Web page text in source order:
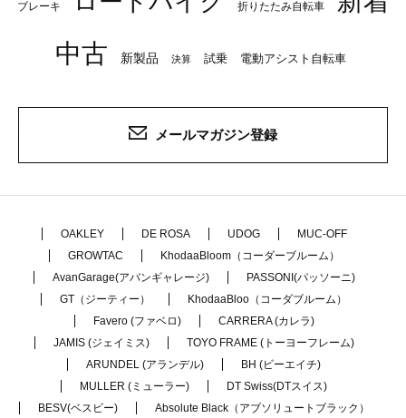
ブレーキ 折りたたみ自転車
中古
新製品 決算 試乗 電動アシスト自転車
メールマガジン登録
OAKLEY DE ROSA UDOG
MUC-OFF
GROWTAC
KhodaaBloom（コーダーブルーム）
AvanGarage(アバンギャレージ)
PASSONI(パッソーニ)
GT（ジーティー）
KhodaaBloo（コーダブルーム）
Favero (ファベロ)
CARRERA (カレラ)
JAMIS (ジェイミス)
TOYO FRAME (トーヨーフレーム)
ARUNDEL (アランデル)
BH (ビーエイチ)
MULLER (ミューラー)
DT Swiss(DTスイス)
BESV(ベスビー)
Absolute Black（アブソリュートブラック）